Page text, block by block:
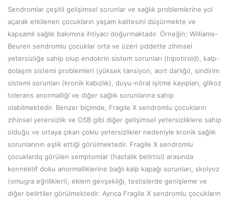
Sendromlar çeşitli gelişimsel sorunlar ve sağlık problemlerine yol
açarak etkilenen çocukların yaşam kalitesini düşürmekte ve
kapsamlı sağlık bakımına ihtiyacı doğurmaktadır. Örneğin; Williams-
Beuren sendromlu çocuklar orta ve üzeri şiddette zihinsel
yetersizliğe sahip olup endokrin sistem sorunları (hipotiroid), kalp-
dolaşım sistemi problemleri (yüksek tansiyon, aort darlığı), sindirim
sistemi sorunları (kronik kabızlık), duyu-nöral işitme kayıpları, glikoz
tolerans anormalliği ve diğer sağlık sorunlarına sahip
olabilmektedir. Benzer biçimde, Fragile X sendromlu çocukların
zihinsel yetersizlik ve OSB gibi diğer gelişimsel yetersizliklere sahip
olduğu ve ortaya çıkan çoklu yetersizlikler nedeniyle kronik sağlık
sorunlarının eşlik ettiği görülmektedir. Fragile X sendromlu
çocuklardq görülen semptomlar (hastalık belirtisi) arasında
konnektif doku anormalliklerine bağlı kalp kapağı sorunları, skolyoz
(omugra eğrilikleri), eklem gevşekliği, testislerde genişleme ve
diğer belirtiler görülmektedir. Ayrıca Fragile X sendromlu çocukların